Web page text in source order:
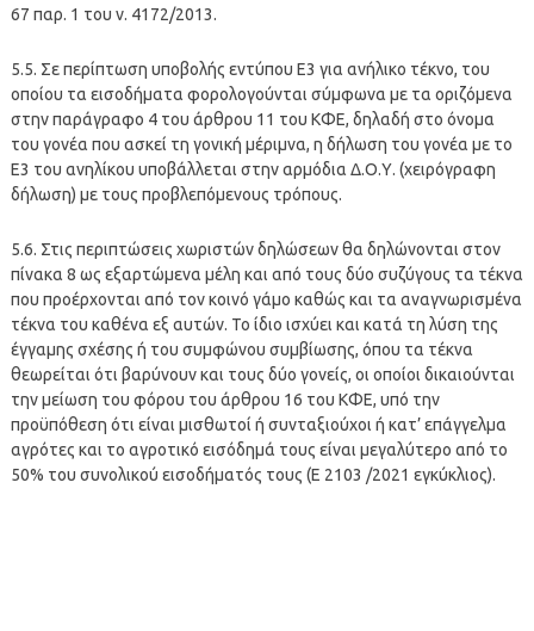
67 παρ. 1 του ν. 4172/2013.
5.5. Σε περίπτωση υποβολής εντύπου Ε3 για ανήλικο τέκνο, του
οποίου τα εισοδήματα φορολογούνται σύμφωνα με τα οριζόμενα
στην παράγραφο 4 του άρθρου 11 του ΚΦΕ, δηλαδή στο όνομα
του γονέα που ασκεί τη γονική μέριμνα, η δήλωση του γονέα με το
Ε3 του ανηλίκου υποβάλλεται στην αρμόδια Δ.Ο.Υ. (χειρόγραφη
δήλωση) με τους προβλεπόμενους τρόπους.
5.6. Στις περιπτώσεις χωριστών δηλώσεων θα δηλώνονται στον
πίνακα 8 ως εξαρτώμενα μέλη και από τους δύο συζύγους τα τέκνα
που προέρχονται από τον κοινό γάμο καθώς και τα αναγνωρισμένα
τέκνα του καθένα εξ αυτών. Το ίδιο ισχύει και κατά τη λύση της
έγγαμης σχέσης ή του συμφώνου συμβίωσης, όπου τα τέκνα
θεωρείται ότι βαρύνουν και τους δύο γονείς, οι οποίοι δικαιούνται
την μείωση του φόρου του άρθρου 16 του ΚΦΕ, υπό την
προϋπόθεση ότι είναι μισθωτοί ή συνταξιούχοι ή κατ’ επάγγελμα
αγρότες και το αγροτικό εισόδημά τους είναι μεγαλύτερο από το
50% του συνολικού εισοδήματός τους (Ε 2103 /2021 εγκύκλιος).